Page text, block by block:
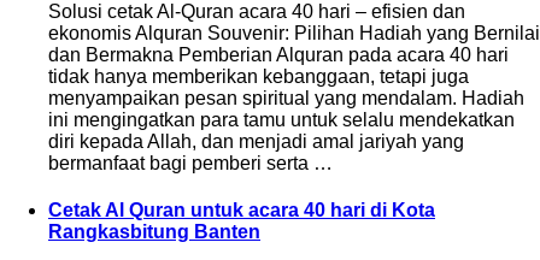
Solusi cetak Al-Quran acara 40 hari – efisien dan
ekonomis Alquran Souvenir: Pilihan Hadiah yang Bernilai
dan Bermakna Pemberian Alquran pada acara 40 hari
tidak hanya memberikan kebanggaan, tetapi juga
menyampaikan pesan spiritual yang mendalam. Hadiah
ini mengingatkan para tamu untuk selalu mendekatkan
diri kepada Allah, dan menjadi amal jariyah yang
bermanfaat bagi pemberi serta …
Cetak Al Quran untuk acara 40 hari di Kota
Rangkasbitung Banten